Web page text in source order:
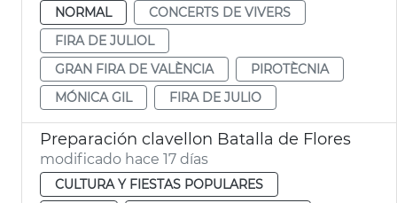
NORMAL
CONCERTS DE VIVERS
FIRA DE JULIOL
GRAN FIRA DE VALÈNCIA
PIROTÈCNIA
MÓNICA GIL
FIRA DE JULIO
Preparación clavellon Batalla de Flores
modificado hace 17 días
CULTURA Y FIESTAS POPULARES